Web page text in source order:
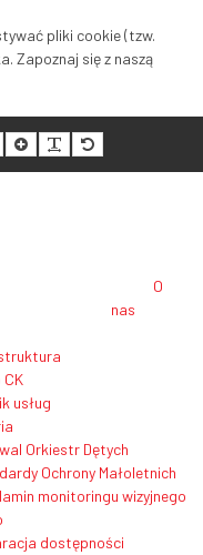
pliki cookie (tzw.
Zapoznaj się z naszą
Większy
rozmiar
tekstu
Czytelność
tekstu
Domyślny
rozmiar
tekstu
O
nas
usług
Orkiestr Dętych
Ochrony Małoletnich
monitoringu wizyjnego
dostępności